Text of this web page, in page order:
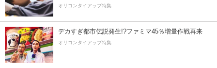
オリコンタイアップ特集
デカすぎ都市伝説発生!?ファミマ45％増量作戦再来
オリコンタイアップ特集